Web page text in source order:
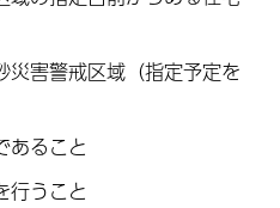
害警戒区域（指定予定を
あること
行うこと